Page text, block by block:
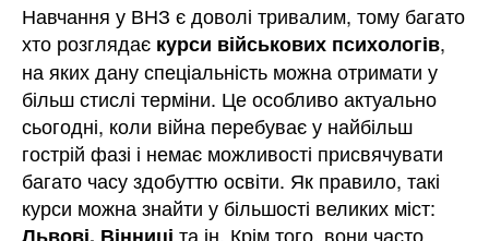
Навчання у ВНЗ є доволі тривалим, тому багато
хто розглядає курси військових психологів,
на яких дану спеціальність можна отримати у
більш стислі терміни. Це особливо актуально
сьогодні, коли війна перебуває у найбільш
гострій фазі і немає можливості присвячувати
багато часу здобуттю освіти. Як правило, такі
курси можна знайти у більшості великих міст:
та ін. Крім того, вони часто